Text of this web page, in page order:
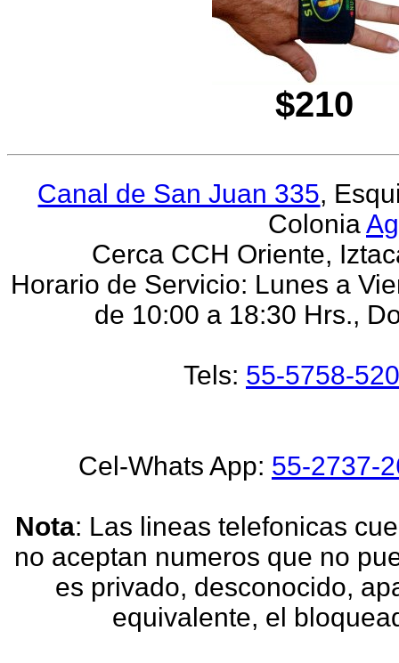
$210
Canal de San Juan 335,
Colonia
Cerca CCH Oriente,
Horario de Servicio: Lunes a
de 10:00 a 18:30 Hrs.,
Tels: 55-5758-
Cel-Whats App: 55-2737-
Nota: Las lineas telefonicas
no aceptan numeros que no
es privado, desconocido,
equivalente, el